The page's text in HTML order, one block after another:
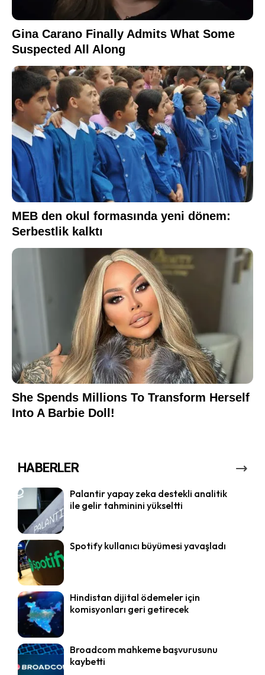
HABERLER
Palantir yapay zeka destekli analitik
ile gelir tahminini yükseltti
Spotify kullanıcı büyümesi yavaşladı
Hindistan dijital ödemeler için
komisyonları geri getirecek
Broadcom mahkeme başvurusunu
kaybetti